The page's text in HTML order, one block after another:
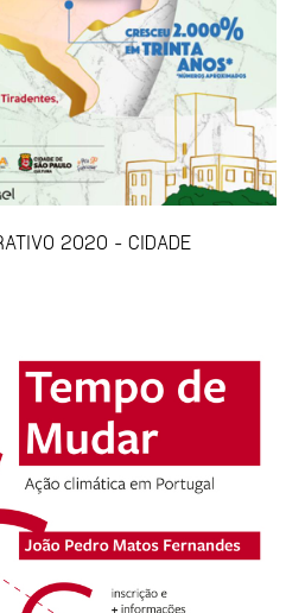
2020 - CIDADE